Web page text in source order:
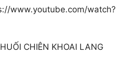
www.youtube.com/watch?
CHIÊN KHOAI LANG